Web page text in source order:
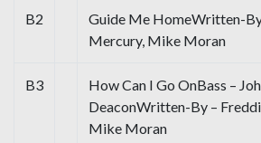
B2
Guide Me HomeWritten-
Mercury, Mike Moran
B3
How Can I Go OnBass –
DeaconWritten-By –
Mike Moran